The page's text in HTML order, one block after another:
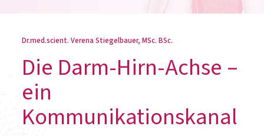
Dr.med.scient. Verena Stiegelbauer, MSc. BSc.
Die Darm-Hirn-Achse –
ein
Kommunikationskanal